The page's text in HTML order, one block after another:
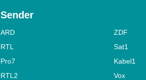
Sender
ARD
ZDF
RTL
Sat1
Pro7
Kabel1
RTL2
Vox